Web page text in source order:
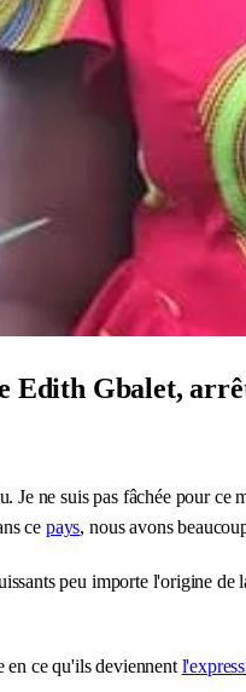
Gbalet,
Je ne suis pas fâchée pour ce
ce pays, nous avons
peu importe l'origine
en ce qu'ils deviennent